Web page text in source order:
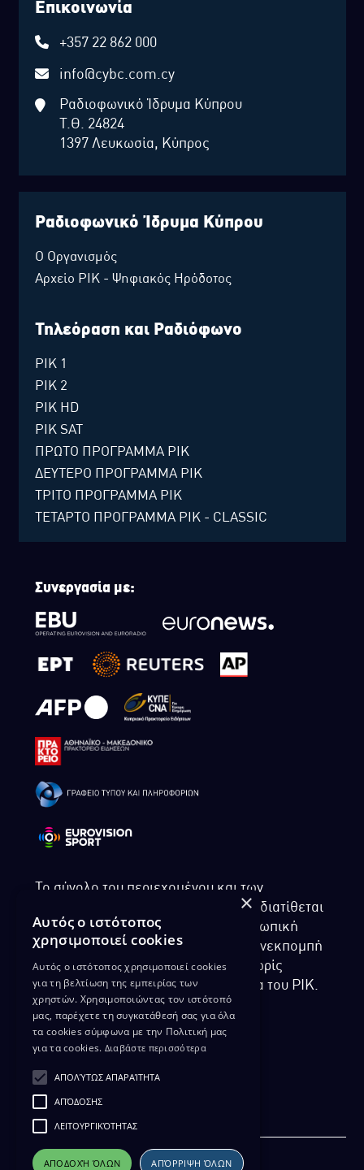
Επικοινωνία
+357 22 862 000
info@cybc.com.cy
Ραδιοφωνικό Ίδρυμα Κύπρου
Τ.Θ. 24824
1397 Λευκωσία, Κύπρος
Ραδιοφωνικό Ίδρυμα Κύπρου
Ο Οργανισμός
Αρχείο ΡΙΚ - Ψηφιακός Ηρόδοτος
Τηλεόραση και Ραδιόφωνο
ΡΙΚ 1
ΡΙΚ 2
ΡΙΚ HD
ΡΙΚ SAT
ΠΡΩΤΟ ΠΡΟΓΡΑΜΜΑ ΡΙΚ
ΔΕΥΤΕΡΟ ΠΡΟΓΡΑΜΜΑ ΡΙΚ
ΤΡΙΤΟ ΠΡΟΓΡΑΜΜΑ ΡΙΚ
ΤΕΤΑΡΤΟ ΠΡΟΓΡΑΜΜΑ ΡΙΚ - CLASSIC
Συνεργασία με:
Το σύνολο του περιεχομένου και των
υπηρεσιών της ιστοσελίδας του ΡΙΚ διατίθεται
στους επισκέπτες αυστηρά για προσωπική
χρήση. Απαγορεύεται η χρήση ή επανεκπομπή
του, σε οποιοδήποτε μορφή, με ή χωρίς
επεξεργασία και χωρίς γραπτή άδεια του ΡΙΚ.
ΔΙΚΑΙΩΜΑ ΠΡΟΣΤΑΣΙΑΣ ΔΕΔΟΜΕΝΩΝ
ΔΙΑΘΕΣΗ ΑΡΧΕΙΑΚΟΥ ΥΛΙΚΟΥ
ΠΟΛΙΤΙΚΗ ΑΠΟΡΡΗΤΟΥ EUROVISION
×
Αυτός ο ιστότοπος
χρησιμοποιεί cookies
Αυτός ο ιστότοπος χρησιμοποιεί cookies
για τη βελτίωση της εμπειρίας των
χρηστών. Χρησιμοποιώντας τον ιστότοπό
μας, παρέχετε τη συγκατάθεσή σας για όλα
τα cookies σύμφωνα με την Πολιτική μας
για τα cookies. Διαβάστε περισσότερα
ΑΠΟΛΎΤΩΣ ΑΠΑΡΑΊΤΗΤΑ
ΑΠΌΔΟΣΗΣ
ΛΕΙΤΟΥΡΓΙΚΌΤΗΤΑΣ
ΑΠΟΔΟΧΉ ΌΛΩΝ ΑΠΌΡΡΙΨΗ ΌΛΩΝ